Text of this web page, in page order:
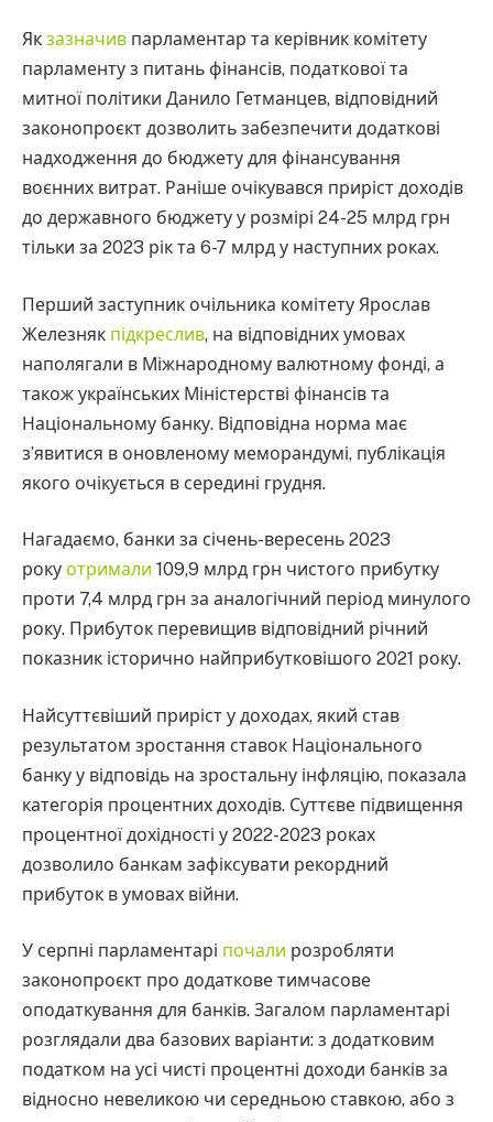
Як зазначив парламентар та керівник комітету
парламенту з питань фінансів, податкової та
митної політики Данило Гетманцев, відповідний
законопроєкт дозволить забезпечити додаткові
надходження до бюджету для фінансування
воєнних витрат. Раніше очікувався приріст доходів
до державного бюджету у розмірі 24-25 млрд грн
тільки за 2023 рік та 6-7 млрд у наступних роках.
Перший заступник очільника комітету Ярослав
Железняк підкреслив, на відповідних умовах
наполягали в Міжнародному валютному фонді, а
також українських Міністерстві фінансів та
Національному банку. Відповідна норма має
з’явитися в оновленому меморандумі, публікація
якого очікується в середині грудня.
Нагадаємо, банки за січень-вересень 2023
року отримали 109,9 млрд грн чистого прибутку
проти 7,4 млрд грн за аналогічний період минулого
року. Прибуток перевищив відповідний річний
показник історично найприбутковішого 2021 року.
Найсуттєвіший приріст у доходах, який став
результатом зростання ставок Національного
банку у відповідь на зростальну інфляцію, показала
категорія процентних доходів. Суттєве підвищення
процентної дохідності у 2022-2023 роках
дозволило банкам зафіксувати рекордний
прибуток в умовах війни.
У серпні парламентарі почали розробляти
законопроєкт про додаткове тимчасове
оподаткування для банків. Загалом парламентарі
розглядали два базових варіанти: з додатковим
податком на усі чисті процентні доходи банків за
відносно невеликою чи середньою ставкою, або з